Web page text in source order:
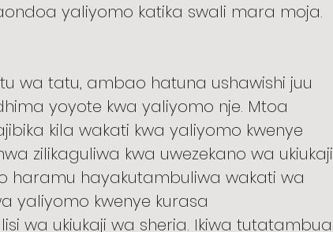
yaliyomo katika swali mara moja.
wa tatu, ambao hatuna ushawishi juu
yoyote kwa yaliyomo nje. Mtoa
kila wakati kwa yaliyomo kwenye
zilikaguliwa kwa uwezekano wa ukiukaji
haramu hayakutambuliwa wakati wa
yaliyomo kwenye kurasa
wa ukiukaji wa sheria. Ikiwa tutatambua